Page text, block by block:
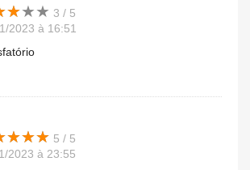
★★★
★★★ 3 / 5
2023 à 16:51
★★★
★★★ 5 / 5
2023 à 23:55